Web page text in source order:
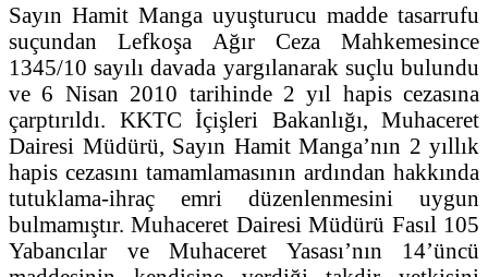
Sayın Hamit Manga uyuşturucu madde tasarrufu
suçundan Lefkoşa Ağır Ceza Mahkemesince
1345/10 sayılı davada yargılanarak suçlu bulundu
ve 6 Nisan 2010 tarihinde 2 yıl hapis cezasına
çarptırıldı. KKTC İçişleri Bakanlığı, Muhaceret
Dairesi Müdürü, Sayın Hamit Manga’nın 2 yıllık
hapis cezasını tamamlamasının ardından hakkında
tutuklama-ihraç emri düzenlenmesini uygun
bulmamıştır. Muhaceret Dairesi Müdürü Fasıl 105
Yabancılar ve Muhaceret Yasası’nın 14’üncü